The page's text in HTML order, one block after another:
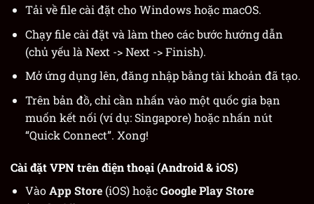
Tải về file cài đặt cho Windows hoặc macOS.
Chạy file cài đặt và làm theo các bước hướng dẫn
(chủ yếu là Next -> Next -> Finish).
Mở ứng dụng lên, đăng nhập bằng tài khoản đã tạo.
Trên bản đồ, chỉ cần nhấn vào một quốc gia bạn
muốn kết nối (ví dụ: Singapore) hoặc nhấn nút
“Quick Connect”. Xong!
Cài đặt VPN trên điện thoại (Android & iOS)
VàoApp Store(iOS) hoặcGoogle Play Store